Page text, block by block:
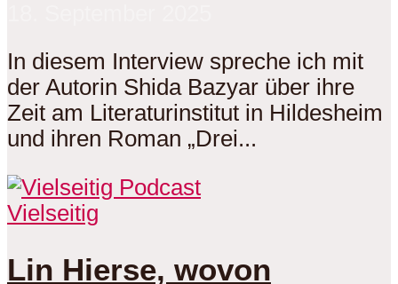
In diesem Interview spreche ich mit
der Autorin Shida Bazyar über ihre
Zeit am Literaturinstitut in Hildesheim
und ihren Roman „Drei...
Vielseitig
Lin Hierse, wovon